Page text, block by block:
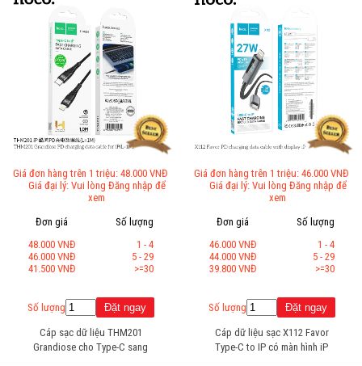
Giá đơn hàng trên 1 triệu: 48.000 VNĐ
Giá đại lý: Vui lòng Đăng nhập để
xem
Đơn giá
48.000 VNĐ
46.000 VNĐ
41.500 VNĐ
Số lượng
1 - 4
5 - 29
>=30
Số lượng
Cáp sạc dữ liệu THM201
Grandiose cho Type-C sang
Giá đơn hàng trên 1 triệu: 46.000 VNĐ
Giá đại lý: Vui lòng Đăng nhập để
xem
Đơn giá
46.000 VNĐ
44.000 VNĐ
39.800 VNĐ
Số lượng
1 - 4
5 - 29
>=30
Số lượng
Cáp dữ liệu sạc X112 Favor
Type-C to IP có màn hình iP